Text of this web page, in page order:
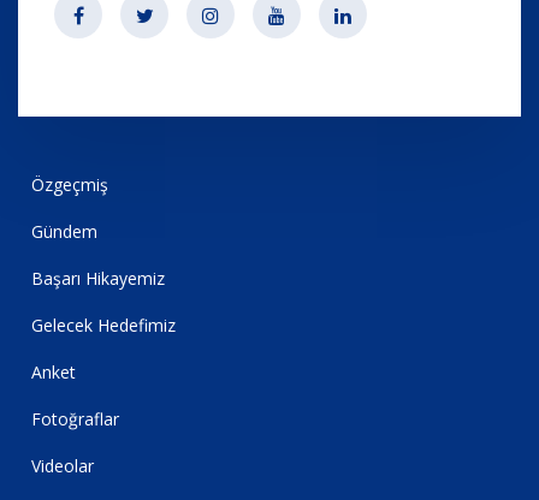
Özgeçmiş
Gündem
Başarı Hikayemiz
Gelecek Hedefimiz
Anket
Fotoğraflar
Videolar